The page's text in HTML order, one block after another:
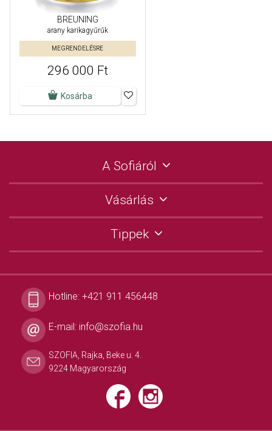
BREUNING
arany karikagyűrűk
MEGRENDELÉSRE
296 000 Ft
Kosárba
A Sofiáról
Vásárlás
Tippek
Hotline: +421 911 456448
E-mail: info@szofia.hu
SZOFIA, Rajka, Beke u. 4.
9224 Magyarország